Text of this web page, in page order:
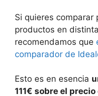
Si quieres
productos en
recomendamos que
comparador de
Esto es en esencia
111€ sobre el